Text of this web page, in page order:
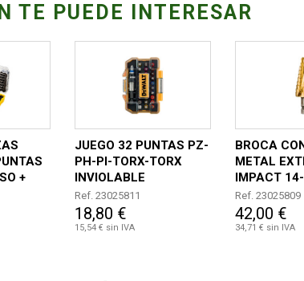
TE PUEDE INTERESAR
+
JUEGO 32 PUNTAS PZ-
PH-PI-TORX-TORX
INVIOLABLE
HEXAGONAL Y
ADAPTADO
Ref. 23025811
18,80 €
15,54 € sin IVA
BROCA
METAL
IMPACT
Ref. 23025809
42,00 €
34,71 € sin IVA